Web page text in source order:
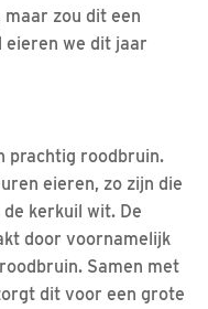
zou dit een
eieren we dit jaar
prachtig roodbruin.
eieren, zo zijn die
kerkuil wit. De
door voornamelijk
Samen met
dit voor een grote